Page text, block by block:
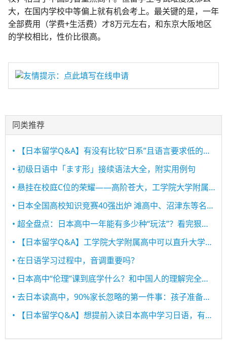
大，在国内学校中等偏上就有机会考上。最关键的是，一年
全部费用（学费+生活费）才8万元左右，和东京大阪地区
的学校相比，性价比很高。
友情提示：点此填写在线申请
同类推荐
• 【日本留学Q&A】有没有比较“日系”且语言要求低的高中？
• 初级日语中「ます形」接续语法大全，附实用例句
• 悬挂在校庭C位的荣耀——高阶苍大，工学院大学附属高中的标枪之星！
• 日本全国高校知识竞赛40强出炉 滩高中、沼津东等名校悉数在列
• 超全盘点：日本高中一年能有多少种“玩法”？看完狠狠慕了！
• 【日本留学Q&A】工学院大学附属高中可以直升大学吗？
• 在日语学习过程中，音调重要吗？
• 日本高中“伦理”课到底学什么？和中国人的理解完全不一样！
• 去日本读高中，90%家长忽略的第一件事：孩子准备好了吗？
• 【日本留学Q&A】想提前入读日本高中学习日语，有哪些学校推荐？